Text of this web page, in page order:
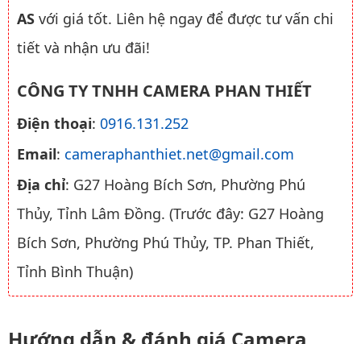
AS với giá tốt. Liên hệ ngay để được tư vấn chi
tiết và nhận ưu đãi!
CÔNG TY TNHH CAMERA PHAN THIẾT
Điện thoại: 0916.131.252
Email: cameraphanthiet.net@gmail.com
Địa chỉ: G27 Hoàng Bích Sơn, Phường Phú
Thủy, Tỉnh Lâm Đồng. (Trước đây: G27 Hoàng
Bích Sơn, Phường Phú Thủy, TP. Phan Thiết,
Tỉnh Bình Thuận)
Hướng dẫn & đánh giá Camera